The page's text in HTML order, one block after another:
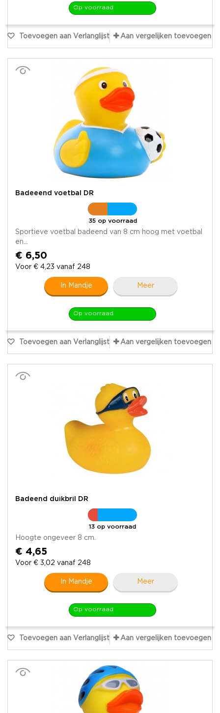
Op voorraad
Toevoegen aan Verlanglijst Aan vergelijken toevoegen
Badeeend voetbal DR
35 op voorraad
Sportieve voetbal badeend van 8 cm hoog met voetbal
en...
€ 6,50
Voor € 4,23 vanaf 248
In Mandje Meer
Op voorraad
Toevoegen aan Verlanglijst Aan vergelijken toevoegen
Badeend duikbril DR
13 op voorraad
Hoogte ongeveer 8 cm.
€ 4,65
Voor € 3,02 vanaf 248
In Mandje Meer
Op voorraad
Toevoegen aan Verlanglijst Aan vergelijken toevoegen